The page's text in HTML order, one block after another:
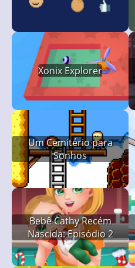
Xonix Explorer
Um Cemitério para
Sonhos
Bebê Cathy Recém
Nascida: Episódio 2